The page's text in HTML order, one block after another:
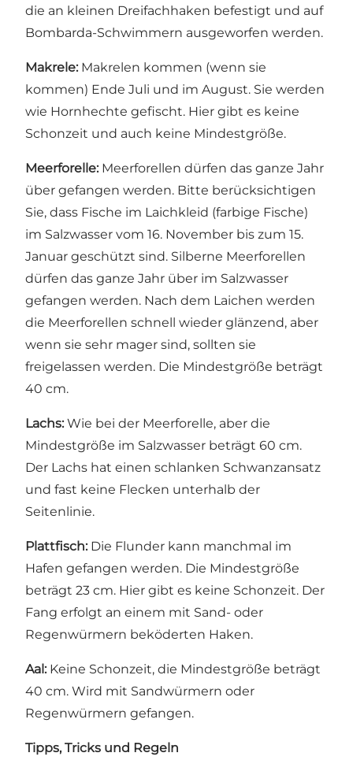
die an kleinen Dreifachhaken befestigt und auf
Bombarda-Schwimmern ausgeworfen werden.
Makrele: Makrelen kommen (wenn sie
kommen) Ende Juli und im August. Sie werden
wie Hornhechte gefischt. Hier gibt es keine
Schonzeit und auch keine Mindestgröße.
Meerforelle: Meerforellen dürfen das ganze Jahr
über gefangen werden. Bitte berücksichtigen
Sie, dass Fische im Laichkleid (farbige Fische)
im Salzwasser vom 16. November bis zum 15.
Januar geschützt sind. Silberne Meerforellen
dürfen das ganze Jahr über im Salzwasser
gefangen werden. Nach dem Laichen werden
die Meerforellen schnell wieder glänzend, aber
wenn sie sehr mager sind, sollten sie
freigelassen werden. Die Mindestgröße beträgt
40 cm.
Lachs: Wie bei der Meerforelle, aber die
Mindestgröße im Salzwasser beträgt 60 cm.
Der Lachs hat einen schlanken Schwanzansatz
und fast keine Flecken unterhalb der
Seitenlinie.
Plattfisch: Die Flunder kann manchmal im
Hafen gefangen werden. Die Mindestgröße
beträgt 23 cm. Hier gibt es keine Schonzeit. Der
Fang erfolgt an einem mit Sand- oder
Regenwürmern beköderten Haken.
Aal: Keine Schonzeit, die Mindestgröße beträgt
40 cm. Wird mit Sandwürmern oder
Regenwürmern gefangen.
Tipps, Tricks und Regeln